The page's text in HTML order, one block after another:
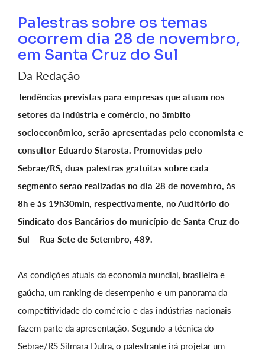
Palestras sobre os temas
ocorrem dia 28 de novembro,
em Santa Cruz do Sul
Da Redação
Tendências previstas para empresas que atuam nos
setores da indústria e comércio, no âmbito
socioeconômico, serão apresentadas pelo economista e
consultor Eduardo Starosta. Promovidas pelo
Sebrae/RS, duas palestras gratuitas sobre cada
segmento serão realizadas no dia 28 de novembro, às
8h e às 19h30min, respectivamente, no Auditório do
Sindicato dos Bancários do município de Santa Cruz do
Sul – Rua Sete de Setembro, 489.
As condições atuais da economia mundial, brasileira e
gaúcha, um ranking de desempenho e um panorama da
competitividade do comércio e das indústrias nacionais
fazem parte da apresentação. Segundo a técnica do
Sebrae/RS Silmara Dutra, o palestrante irá projetar um